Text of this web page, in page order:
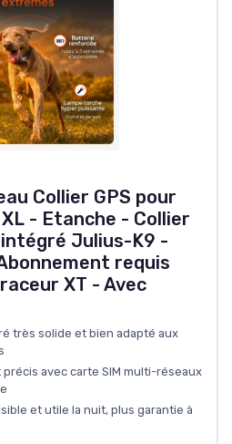
Collier GPS pour
- Etanche - Collier
Julius-K9 -
requis
XT - Avec
très solide et bien adapté aux
précis avec carte SIM multi-réseaux
et utile la nuit, plus garantie à